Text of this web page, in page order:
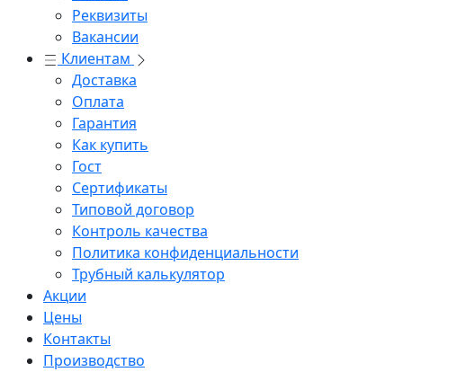
Реквизиты
Вакансии
Клиентам
Доставка
Оплата
Гарантия
Как купить
Гост
Сертификаты
Типовой договор
Контроль качества
Политика конфиденциальности
Трубный калькулятор
Акции
Цены
Контакты
Производство